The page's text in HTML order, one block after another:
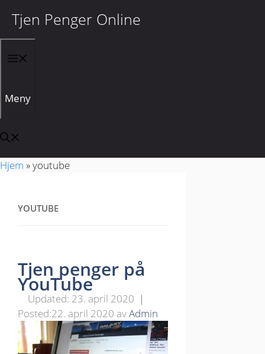
Hopp til innhold
Tjen Penger Online
Meny
Hjem »youtube
YOUTUBE
Tjen penger på
YouTube
23. april 2020
22. april 2020 avAdmin